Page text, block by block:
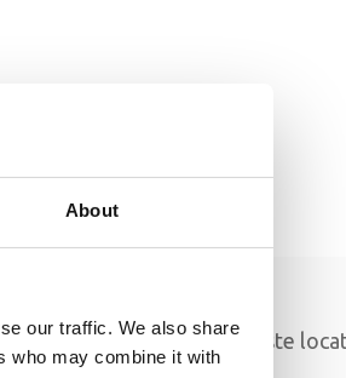
About
our traffic. We also share
who may combine it with
Zaandam
op alle voornaamste